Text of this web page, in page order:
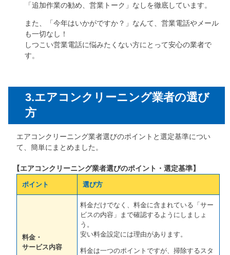
「追加作業の勧め、営業トーク」なしを徹底しています。
また、「今年はいかがですか？」なんて、営業電話やメール
も一切なし！
しつこい営業電話に悩みたくない方にとって安心の業者で
す。
3.エアコンクリーニング業者の選び
方
エアコンクリーニング業者選びのポイントと選定基準につい
て、簡単にまとめました。
【エアコンクリーニング業者選びのポイント・選定基準】
ポイント 選び方
料金・
サービス内容
料金だけでなく、料金に含まれている「サー
ビスの内容」まで確認するようにしましょ
う。
安い料金設定には理由があります。
料金は一つのポイントですが、掃除するスタ